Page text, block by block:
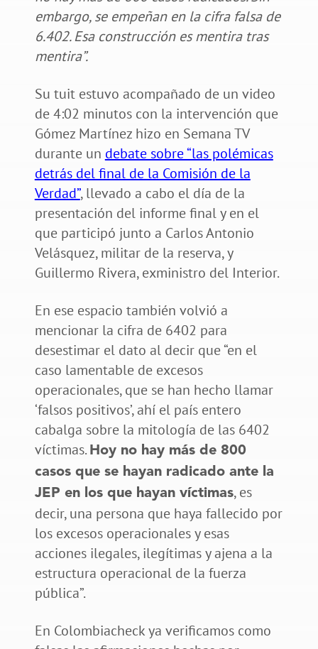
embargo, se empeñan en la cifra falsa de
6.402. Esa construcción es mentira tras
mentira”.
Su tuit estuvo acompañado de un video
de 4:02 minutos con la intervención que
Gómez Martínez hizo en Semana TV
durante un debate sobre “las polémicas
detrás del final de la Comisión de la
Verdad”, llevado a cabo el día de la
presentación del informe final y en el
que participó junto a Carlos Antonio
Velásquez, militar de la reserva, y
Guillermo Rivera, exministro del Interior.
En ese espacio también volvió a
mencionar la cifra de 6402 para
desestimar el dato al decir que “en el
caso lamentable de excesos
operacionales, que se han hecho llamar
‘falsos positivos’, ahí el país entero
cabalga sobre la mitología de las 6402
víctimas. Hoy no hay más de 800
casos que se hayan radicado ante la
JEP en los que hayan víctimas, es
decir, una persona que haya fallecido por
los excesos operacionales y esas
acciones ilegales, ilegítimas y ajena a la
estructura operacional de la fuerza
pública”.
En Colombiacheck ya verificamos como